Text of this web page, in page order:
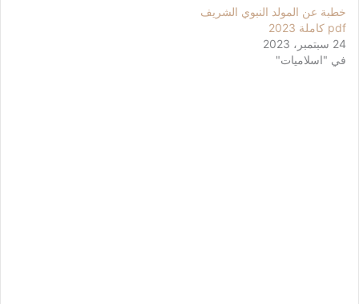
خطبة عن المولد النبوي الشريف
pdf كاملة 2023
24 سبتمبر، 2023
في "اسلاميات"